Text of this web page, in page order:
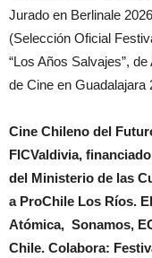
Jurado en Berlinale
(Selección Oficial
“Los Años Salvajes”,
de Cine en Guadalajara
Cine Chileno del
FICValdivia,
del Ministerio de las
a ProChile Los Ríos.
Atómica, Sonamos,
Chile. Colabora: